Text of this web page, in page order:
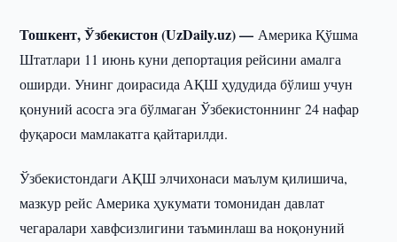
Тошкент, Ўзбекистон (UzDaily.uz) —Америка Қўшма
Штатлари 11 июнь куни депортация рейсини амалга
оширди. Унинг доирасида АҚШ ҳудудида бўлиш учун
қонуний асосга эга бўлмаган Ўзбекистоннинг 24 нафар
фуқароси мамлакатга қайтарилди.
Ўзбекистондаги АҚШ элчихонаси маълум қилишича,
мазкур рейс Америка ҳукумати томонидан давлат
чегаралари хавфсизлигини таъминлаш ва ноқонуний